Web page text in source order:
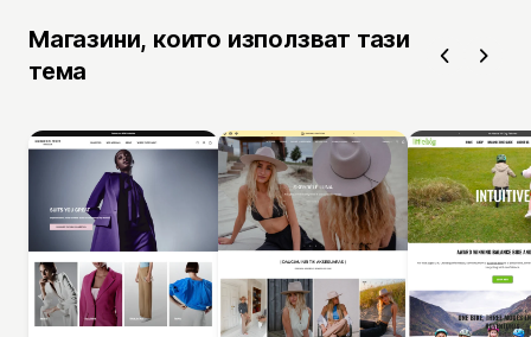
Магазини, които използват тази
тема